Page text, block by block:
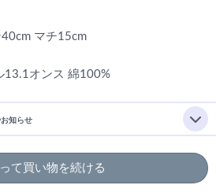
マチ15cm
13.1オンス 綿100%
知らせ
て買い物を続ける